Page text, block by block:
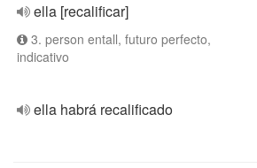
ella [recalificar]
3. person entall, futuro perfecto,
indicativo
ella habrá recalificado